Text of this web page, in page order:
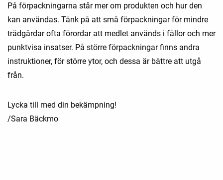
På förpackningarna står mer om produkten och hur den
kan användas. Tänk på att små förpackningar för mindre
trädgårdar ofta förordar att medlet används i fällor och mer
punktvisa insatser. På större förpackningar finns andra
instruktioner, för större ytor, och dessa är bättre att utgå
från.
Lycka till med din bekämpning!
/Sara Bäckmo